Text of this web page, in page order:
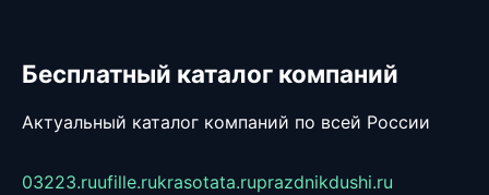
Бесплатный каталог компаний
Актуальный каталог компаний по всей России
03223.ruufille.rukrasotata.ruprazdnikdushi.ru